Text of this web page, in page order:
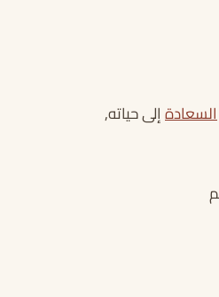
السعادةإلى حياته,